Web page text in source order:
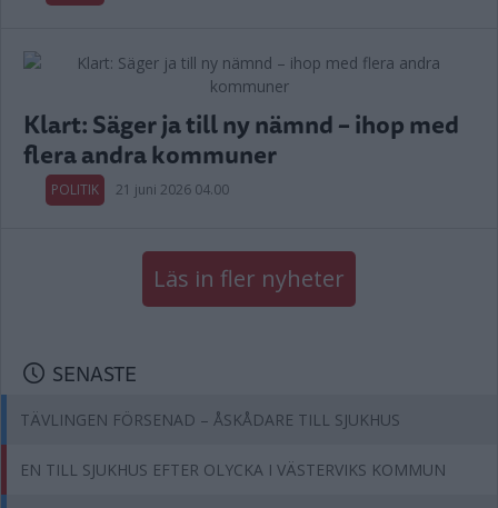
Klart: Säger ja till ny nämnd – ihop med
flera andra kommuner
POLITIK 21 juni 2026 04.00
Läs in fler nyheter
SENASTE
TÄVLINGEN FÖRSENAD – ÅSKÅDARE TILL SJUKHUS
EN TILL SJUKHUS EFTER OLYCKA I VÄSTERVIKS KOMMUN